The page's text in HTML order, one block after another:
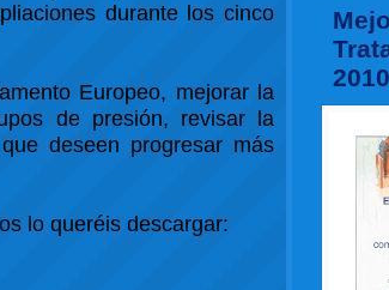
2010
durante los cinco
Europeo, mejorar la
de presión, revisar la
deseen progresar más
lo queréis descargar: